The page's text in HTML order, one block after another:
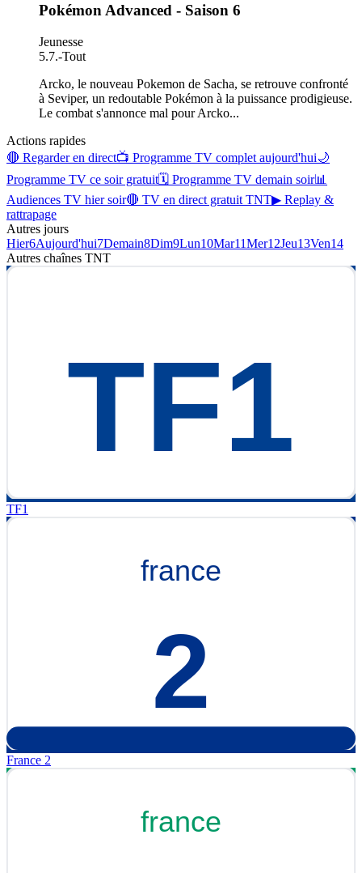
Pokémon Advanced - Saison 6
Jeunesse
5.7.-Tout
Arcko, le nouveau Pokemon de Sacha, se retrouve confronté
à Seviper, un redoutable Pokémon à la puissance prodigieuse.
Le combat s'annonce mal pour Arcko...
Actions rapides
🔴 Regarder en direct📺 Programme TV complet aujourd'hui🌙
Programme TV ce soir gratuit🗓 Programme TV demain soir📊
Audiences TV hier soir🔴 TV en direct gratuit TNT▶ Replay &
rattrapage
Autres jours
Hier6Aujourd'hui7Demain8Dim9Lun10Mar11Mer12Jeu13Ven14
Autres chaînes TNT
TF1
France 2